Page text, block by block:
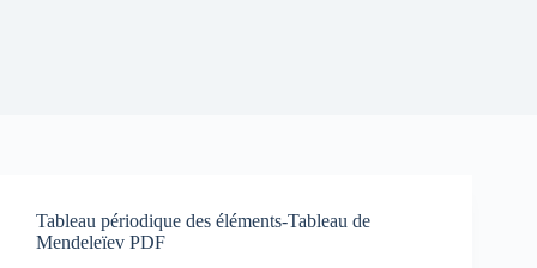
Tableau périodique des éléments-Tableau de
Mendeleïev PDF